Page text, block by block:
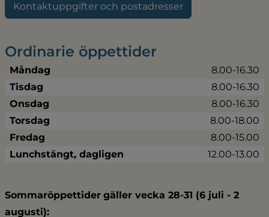
Kontaktuppgifter och postadresser
Ordinarie öppettider
Måndag
8.00-16.30
Tisdag
8.00-16.30
Onsdag
8.00-16.30
Torsdag
8.00-18.00
Fredag
8.00-15.00
Lunchstängt, dagligen
12.00-13.00
Sommaröppettider gäller vecka 28-31 (6 juli - 2
augusti):